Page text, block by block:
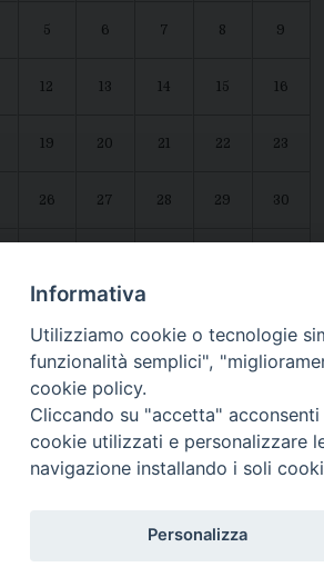
5 6 7 8 9
12 13 14 15 16
19 20 21 22 23
26 27 28 29 30
: tel/fax 0881/522244 - e-mail:
Informativa
Utilizziamo cookie o tecnologie
funzionalità semplici",
cookie policy.
Cliccando su "accetta"
cookie utilizzati e personalizzare
navigazione installando i soli
Personalizza